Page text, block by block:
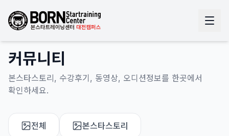
커뮤니티
본스타스토리, 수강후기, 동영상, 오디션정보를 한곳에서
확인하세요.
전체 본스타스토리